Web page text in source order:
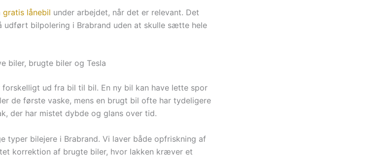
gratis lånebil under arbejdet, når det er relevant. Det
bilpolering i Brabrand uden at skulle sætte hele
biler, brugte biler og Tesla
ud fra bil til bil. En ny bil kan have lette spor
de første vaske, mens en brugt bil ofte har tydeligere
der har mistet dybde og glans over tid.
typer bilejere i Brabrand. Vi laver både opfriskning af
korrektion af brugte biler, hvor lakken kræver et